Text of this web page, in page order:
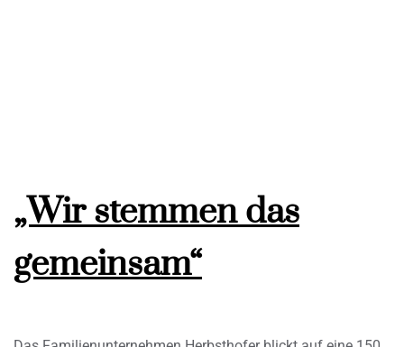
„Wir stemmen das
gemeinsam“